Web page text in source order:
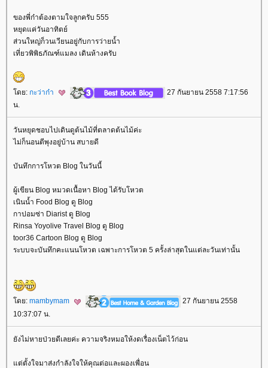
ของพี่ก๋าต้องตามใจลูกครับ 555
หยุดแค่วันอาทิตย์
ส่วนใหญ่ก็วนเวียนอยู่กับการว่ายน้ำ
เที่ยวพิพิธภัณฑ์แมลง เดินห้างครับ
ดย: กะว่าก๋า
27 กันยายน 2558 7:17:56
น.
วันหยุดชอบไปเดินดูต้นไม้ที่ตลาดต้นไม้ค่ะ
ไม่ก็นอนตีพุงอยู่บ้าน สบายดี
บันทึกการโหวต Blog ในวันนี้
ผู้เขียน Blog หมวดเนื้อหา Blog ได้รับโหวต
เนินน้ำ Food Blog ดู Blog
กาปอมซ่า Diarist ดู Blog
Rinsa Yoyolive Travel Blog ดู Blog
toor36 Cartoon Blog ดู Blog
ระบบจะบันทึกคะแนนโหวต เฉพาะการโหวต 5 ครั้งล่าสุดในแต่ละวันเท่านั้น
ดย: mambymam
27 กันยายน 2558
10:37:07 น.
ังไม่หายป่วยดีเลยค่ะ ความจริงหมอให้งดเรื่องเน็ตไว้ก่อน
ต่ตั้งใจมาส่งกำลังใจให้คุณต่อและผองเพื่อน